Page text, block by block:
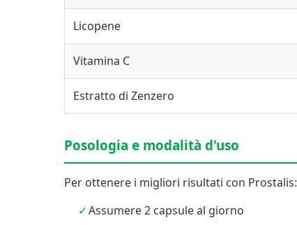
Licopene
Vitamina C
Estratto di Zenzero
Posologia e modalità d'uso
Per ottenere i migliori risultati con Prostalis:
Assumere 2 capsule al giorno